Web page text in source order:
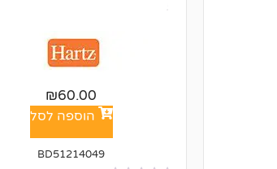
₪60.00
הוספה לסל
BD51214049